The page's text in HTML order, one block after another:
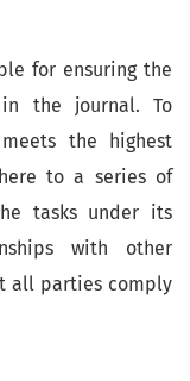
for ensuring the
the journal. To
the highest
to a series of
tasks under its
with other
all parties comply